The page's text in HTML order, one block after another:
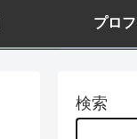
プロ
検索